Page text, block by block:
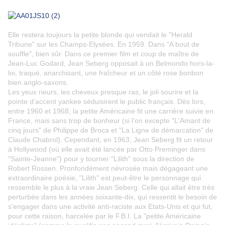
Elle restera toujours la petite blonde qui vendait le "Herald
Tribune" sur les Champs-Elysées. En 1959. Dans "A bout de
souffle", bien sûr. Dans ce premier film et coup de maître de
Jean-Luc Godard, Jean Seberg opposait à un Belmondo hors-la-
loi, traqué, anarchisant, une fraîcheur et un côté rose bonbon
bien anglo-saxons.
Les yeux rieurs, les cheveux presque ras, le joli sourire et la
pointe d'accent yankee séduisirent le public français. Dès lors,
entre 1960 et 1968, la petite Américaine fit une carrière suivie en
France, mais sans trop de bonheur (si l'on excepte "L'Amant de
cinq jours" de Philippe de Broca et "La Ligne de démarcation" de
Claude Chabrol). Cependant, en 1963, Jean Seberg fit un retour
à Hollywood (où elle avait été lancée par Otto Preminger dans
"Sainte-Jeanne") pour y tourner "Lilith" sous la direction de
Robert Rossen. Pronfondément névrosée mais dégageant une
extraordinaire poésie, "Lilith" est peut-être le personnage qui
ressemble le plus à la vraie Jean Seberg. Celle qui allait être très
perturbée dans les années soixante-dix, qui ressentit le besoin de
s'engager dans une activité anti-raciste aux Etats-Unis et qui fut,
pour cette raison, harcelée par le F.B.I. La "petite Américaine